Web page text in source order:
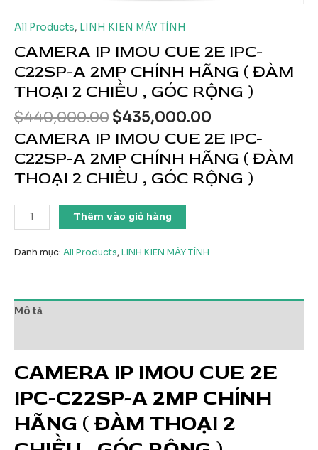
All Products, LINH KIEN MÁY TÍNH
CAMERA IP IMOU CUE 2E IPC-
C22SP-A 2MP CHÍNH HÃNG ( ĐÀM
THOẠI 2 CHIỀU , GÓC RỘNG )
$440,000.00Giá
gốc
là:
$440,000.00.
$435,000.00
hiện
tại
là:
$435,000.00.
CAMERA IP IMOU CUE 2E IPC-
C22SP-A 2MP CHÍNH HÃNG ( ĐÀM
THOẠI 2 CHIỀU , GÓC RỘNG )
CAMERA
IP
IMOU
CUE
C22SP-
CHÍNH
HÃNG
ĐÀM
THOẠI
2
CHIỀU
Thêm vào giỏ hàng
Danh mục: All Products,LINH KIEN MÁY TÍNH
Mô tả
CAMERA IP IMOU CUE 2E
IPC-C22SP-A 2MP CHÍNH
HÃNG ( ĐÀM THOẠI 2